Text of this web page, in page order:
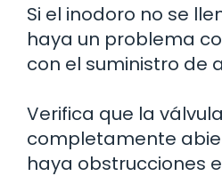
Si el inodoro no se
haya un problema
con el suministro de
Verifica que la
completamente
haya obstrucciones